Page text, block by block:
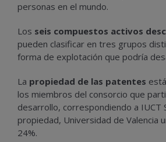
personas en el mundo.
Los seis compuestos activos
pueden clasificar en tres grupos
forma de explotación que podría
La propiedad de las patentes
los miembros del consorcio que
desarrollo, correspondiendo a IUCT
propiedad, Universidad de Valencia
24%.